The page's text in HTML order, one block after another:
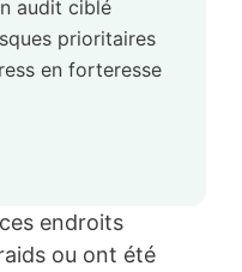
audit ciblé
prioritaires
en forteresse
endroits
ou ont été